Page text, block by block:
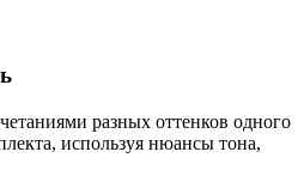
разных оттенков одного
используя нюансы тона,